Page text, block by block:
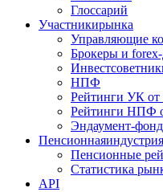
Глоссарий
Участникирынка
Управляющие
Брокеры и
НПФ
Рейтинги УК от
Рейтинги НПФ
Эндаумент-
Пенсионнаяиндустрия
Пенсионные
Статистика
API